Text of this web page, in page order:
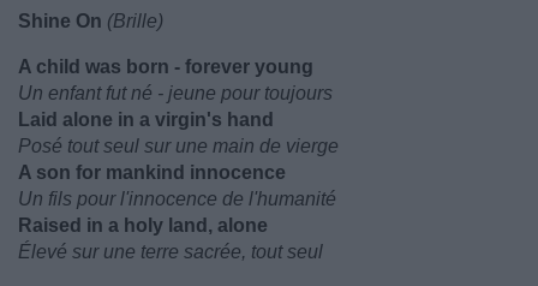
Shine On (Brille)
A child was born - forever young
Un enfant fut né - jeune pour toujours
Laid alone in a virgin's hand
Posé tout seul sur une main de vierge
A son for mankind innocence
Un fils pour l'innocence de l'humanité
Raised in a holy land, alone
Élevé sur une terre sacrée, tout seul